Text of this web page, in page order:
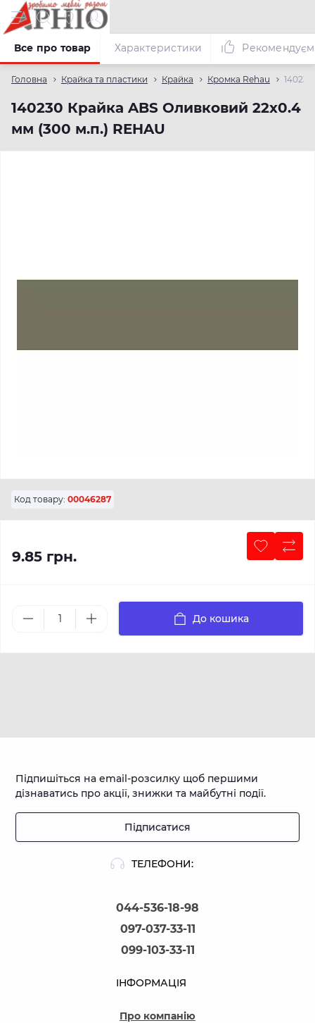
Головна Крайка та пластики Крайка Кромка Rehau
140230 Крайка ABS Оливковий 22х0.4
мм (300 м.п.) REHAU
Все про товар Характеристики
Код товару: 00046287
9.85 грн.
До кошика
ТЕЛЕФОНИ:
044-536-18-98
097-037-33-11
099-103-33-11
Підпишіться на email-розсилку щоб першими
дізнаватись про акції, знижки та майбутні події.
Підписатися
ІНФОРМАЦІЯ
Про компанію